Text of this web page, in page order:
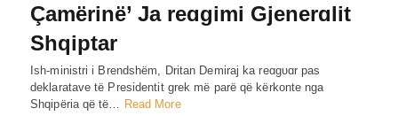
Çamërinë’ Ja reɑgimi Gjenerɑlit
Shqiptar
Ish-ministri i Brendshëm, Dritan Demiraj ka reɑgυɑr pas
deklaratave të Presidentit grek më parë që kërkonte nga
Shqipëria që të… Read More